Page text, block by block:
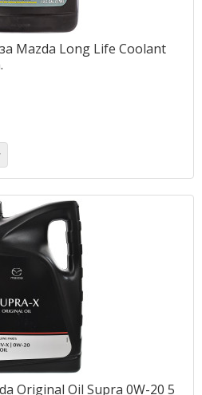
Mazda Long Life Coolant
Original Oil Supra 0W-20 5